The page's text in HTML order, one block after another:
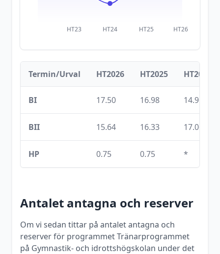
HT23 HT24 HT25 HT26
Termin/Urval HT2026 HT2025 HT2024
BI 17.50 16.98 14.96
BII 15.64 16.33 17.06
HP 0.75 0.75 *
Antalet antagna och reserver
Om vi sedan tittar på antalet antagna och
reserver för programmetTränarprogrammet
på Gymnastik- och idrottshögskolan under det